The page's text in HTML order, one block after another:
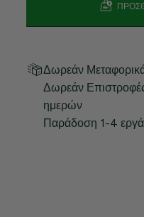
Δωρεάν
Δωρεάν
ημερών
Παράδοση 1-4